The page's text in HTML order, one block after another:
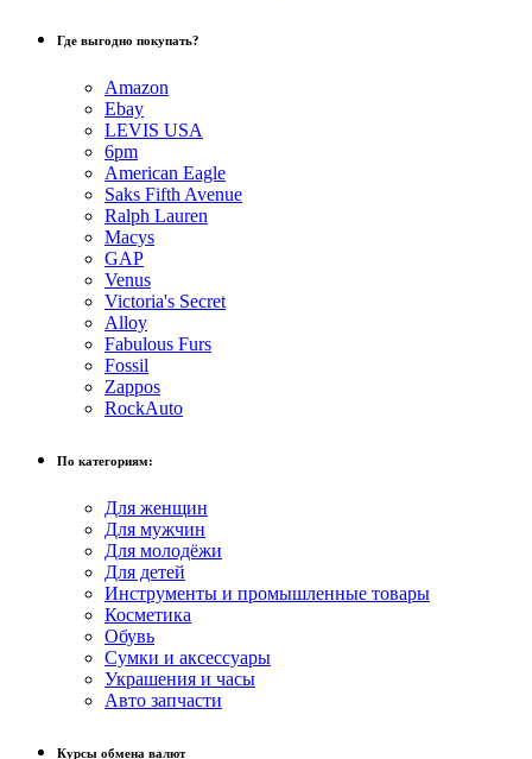
Где выгодно покупать?
Amazon
Ebay
LEVIS USA
6pm
American Eagle
Saks Fifth Avenue
Ralph Lauren
Macys
GAP
Venus
Victoria's Secret
Alloy
Fabulous Furs
Fossil
Zappos
RockAuto
По категориям:
Для женщин
Для мужчин
Для молодёжи
Для детей
Инструменты и промышленные товары
Косметика
Обувь
Сумки и аксессуары
Украшения и часы
Авто запчасти
Курсы обмена валют